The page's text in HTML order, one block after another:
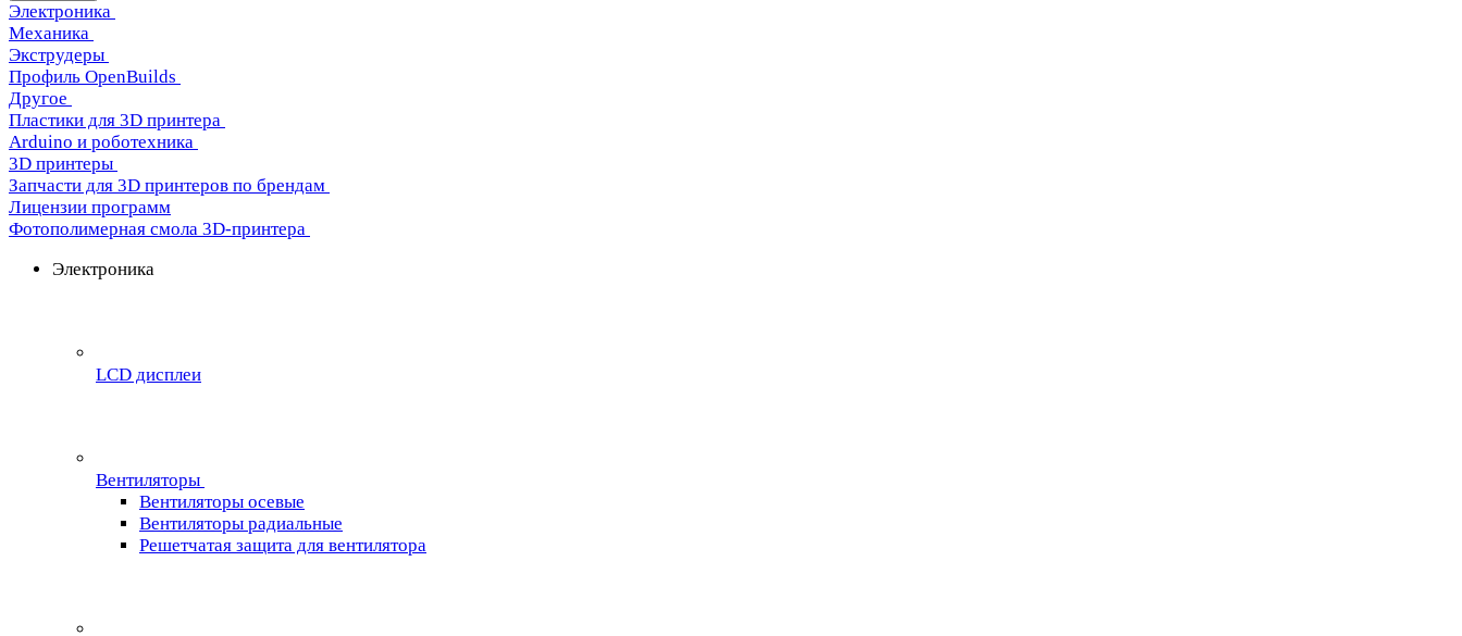
Электроника
Механика
Экструдеры
Профиль OpenBuilds
Другое
Пластики для 3D принтера
Arduino и роботехника
3D принтеры
Запчасти для 3D принтеров по брендам
Лицензии программ
Фотополимерная смола 3D-принтера
Электроника
LCD дисплеи
Вентиляторы
Вентиляторы осевые
Вентиляторы радиальные
Решетчатая защита для вентилятора